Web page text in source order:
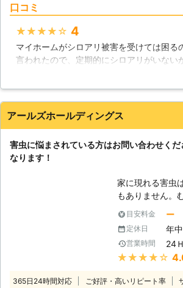
りがとう！」と
安心してご依頼
豊富なスタッフ
除でお客様に安
日本中で最も広
かし、最近はヤ
立ってきていま
きたそれらのシ
実績があります
ば適切な調査と
再発生の不安を
スを提供させて
口コミ
★★★★★ 4
マイホームがシロアリ被害を受けては困る
言われたので、定期的にシロアリがいない
アさんで点検して頂いています。今のと
いると思います。これからもよろしくお願
福岡県 糟屋郡篠栗町 2016年12月29日
アールズホールディングス
害虫に悩まされている方はお問い合わせく
なります！
家に現れる害虫
もありません。
えるものばかり
駆除は業者が全
ありません。適
ては、害虫を生
す。特にシロア
ません。しかし
目安料金 ー
定休日 年
営業時間 24Ｈ
★★★★★
365日24時間対応 ご好評・高いリピート率